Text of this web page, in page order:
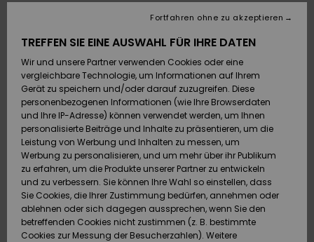
Accessoires
Schuhe&
Flip-Flops
Surf
Snow
Brandneu
Accessoires
Schuhe&
Flip-Flops
Surf
Snow
Brandneu
FRAUEN
Brandneu
Highlights
Snow
SURF
Kinder
Highlights
Community
SNOW
Snow Shop
Kinder
Snow Shop
Damen
Highlights
Community
DOPPELTER
RABATT
KINDER
Outlet
Frauen
HILFE & KONTAKT
Retouren
Bezahlung
Geschenkkarte
Quiksilver
Freedom
Datenschutz
TREFFEN SIE EINE AUSWAHL FÜR IHRE DATEN
Wir und unsere Partner verwenden Cookies oder eine
vergleichbare Technologie, um Informationen auf Ihrem
Gerät zu speichern und/oder darauf zuzugreifen. Diese
personenbezogenen Informationen (wie Ihre Browserdaten
und Ihre IP-Adresse) können verwendet werden, um Ihnen
personalisierte Beiträge und Inhalte zu präsentieren, um die
Leistung von Werbung und Inhalten zu messen, um
Werbung zu personalisieren, und um mehr über ihr Publikum
zu erfahren, um die Produkte unserer Partner zu entwickeln
und zu verbessern. Sie können Ihre Wahl so einstellen, dass
Sie Cookies, die Ihrer Zustimmung bedürfen, annehmen oder
ablehnen oder sich dagegen aussprechen, wenn Sie den
betreffenden Cookies nicht zustimmen (z. B. bestimmte
Cookies zur Messung der Besucherzahlen). Weitere
Fortfahren ohne zu akzeptieren